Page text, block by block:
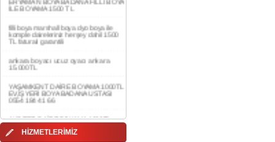
filli boya marshall boya dyo boya ile
komple daireleriniz herşey dahil 1500
ankara boyacı ucuz oyacı ankara
15.000TL
YAŞAMKENT DAİRE BOYAMA 1000TL
EV,İŞYERİ BOYA BADANA USTASI
AKDERE DAİRE BOYAMA 1000TL
EV,İŞYERİ BOYA BADANA USTASI
CEBECİ DAİRE BOYAMA 1000TL
EV,İŞYERİ BOYA BADANA USTASI
HİZMETLERİMİZ